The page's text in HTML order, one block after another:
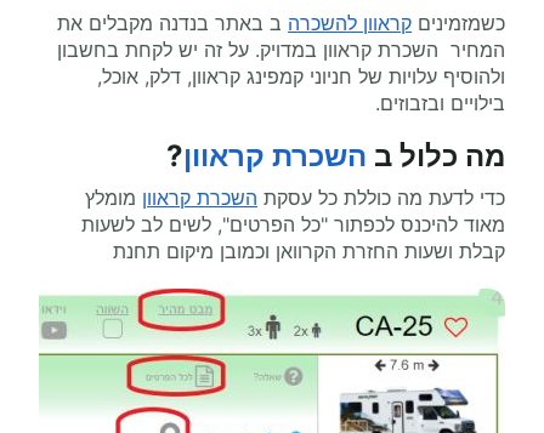
כשמזמינים קראוון להשכרה ב באתר בנדנה מקבלים את
המחיר השכרת קראוון במדויק. על זה יש לקחת בחשבון
ולהוסיף עלויות של חניוני קמפינג קראוון, דלק, אוכל,
בילויים ובזבוזים.
מה כלול ב השכרת קראוון?
כדי לדעת מה כוללת כל עסקת השכרת קראוון מומלץ
מאוד להיכנס לכפתור "כל הפרטים", לשים לב לשעות
קבלת ושעות החזרת הקרוואן וכמובן מיקום תחנת